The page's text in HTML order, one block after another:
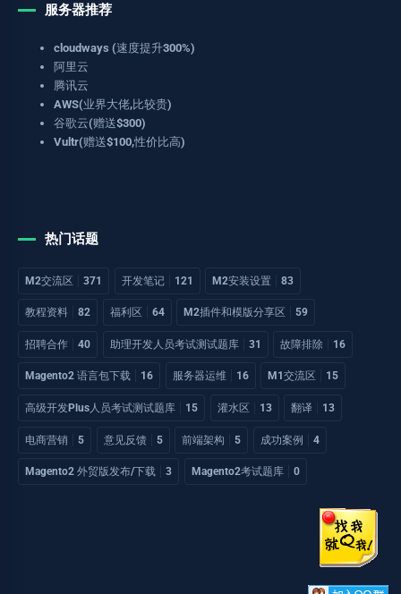
服务器推荐
cloudways (速度提升300%)
阿里云
腾讯云
AWS(业界大佬,比较贵)
谷歌云(赠送$300)
Vultr(赠送$100,性价比高)
热门话题
M2交流区 371 开发笔记 121 M2安装设置 83
教程资料 82 福利区 64 M2插件和模版分享区 59
招聘合作 40 助理开发人员考试测试题库 31 故障排除 16
Magento2 语言包下载 16 服务器运维 16 M1交流区 15
高级开发Plus人员考试测试题库 15 灌水区 13 翻译 13
电商营销 5 意见反馈 5 前端架构 5 成功案例 4
Magento2 外贸版发布/下载 3 Magento2考试题库 0